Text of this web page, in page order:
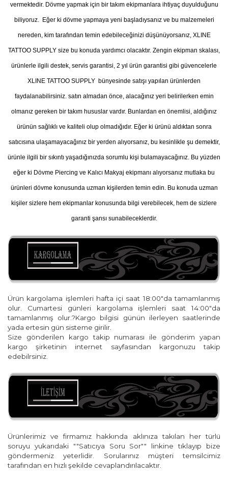
vermektedir. Dövme yapmak için bir takım ekipmanlara ihtiyaç duyulduğunu
biliyoruz. Eğer ki dövme yapmaya yeni başladıysanız ve bu malzemeleri
nereden, kim tarafından temin edebileceğinizi düşünüyorsanız, XLINE
TATTOO SUPPLY size bu konuda yardımcı olacaktır. Zengin ekipman skalası,
ürünlerle ilgili destek, servis garantisi, 2 yıl ürün garantisi gibi güvencelerle
XLINE TATTOO SUPPLY bünyesinde satışı yapılan ürünlerden
faydalanabilirsiniz. satın almadan önce, alacağınız yeri belirilerken emin
olmanız gereken bir takım hususlar vardır. Bunlardan en önemlisi, aldığınız
ürünün sağlıklı ve kaliteli olup olmadığıdır. Eğer ki ürünü aldıktan sonra
satıcısına ulaşamayacağınız bir yerden alıyorsanız, bu kesinlikle şu demektir,
ürünle ilgili bir sıkıntı yaşadığınızda sorumlu kişi bulamayacağınız. Bu yüzden
eğer ki Dövme Piercing ve Kalıcı Makyaj ekipmanı alıyorsanız mutlaka bu
ürünleri dövme konusunda uzman kişilerden temin edin. Bu konuda uzman
kişiler sizlere hem ekipmanlar konusunda bilgi verebilecek, hem de sizlere
garanti şansı sunabileceklerdir.
Ürün kargolama işlemleri hafta içi saat 18:00"da tamamlanmış
olur. Cumartesi günleri kargolama işlemleri saat 14:00"da
tamamlanmış olur.?Kargo bilgisi günün ilerleyen saatlerinde
yada ertesin gün sisteme girilir.
Size gönderilen kargo takip numarası ile gönderim yapan
kargo şirketinin internet sayfasından kargonuzu takip
edebilrsiniz.
Ürünlerimiz ve firmamız hakkında aklınıza takılan her türlü
soruyu yukarıdaki ""Satıcıya Soru Sor"" linkine tıklayıp bize
göndermeniz yeterlidir. Sorularınız müşteri temsilcimiz
tarafından en hızlı şekilde cevaplandırılacaktır.